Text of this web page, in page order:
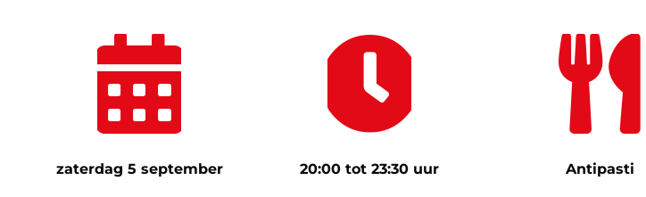
zaterdag 5 september 20:00 tot 23:30 uur Antipasti